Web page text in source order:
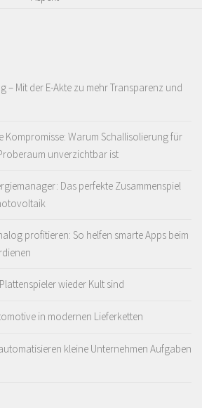
– Mit der E-Akte zu mehr Transparenz und
Kompromisse: Warum Schallisolierung für
unverzichtbar ist
Das perfekte Zusammenspiel
profitieren: So helfen smarte Apps beim
wieder Kult sind
in modernen Lieferketten
kleine Unternehmen Aufgaben